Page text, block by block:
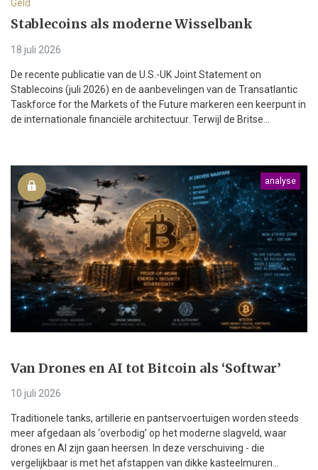
Geld
Stablecoins als moderne Wisselbank
18 juli 2026
De recente publicatie van de U.S.-UK Joint Statement on
Stablecoins (juli 2026) en de aanbevelingen van de Transatlantic
Taskforce for the Markets of the Future markeren een keerpunt in
de internationale financiële architectuur. Terwijl de Britse...
analyse
Van Drones en AI tot Bitcoin als ‘Softwar’
10 juli 2026
Traditionele tanks, artillerie en pantservoertuigen worden steeds
meer afgedaan als ‘overbodig’ op het moderne slagveld, waar
drones en AI zijn gaan heersen. In deze verschuiving - die
vergelijkbaar is met het afstappen van dikke kasteelmuren...